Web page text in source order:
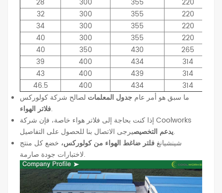
28
300 355
220
32
300 355
220
34
300 355
220
40
300 355
220
40
350 430
265
39
400 434
314
43
400 439
314
46.5
400 434
314
ما سبق هو أمر عام جدول المعلمات لصالح شركة كولوركس
فلاتر الهواء.
إذا كنت بحاجة إلى فلاتر هواء خاصة، فإن شركة Coolworks
يدعم التخصيصيرجى الاتصال بنا للحصول على التفاصيل.
شينشيانغ فلتر ضاغط الهواء من كولوركس، خضع كل منتج
لاختبارات جودة صارمة.